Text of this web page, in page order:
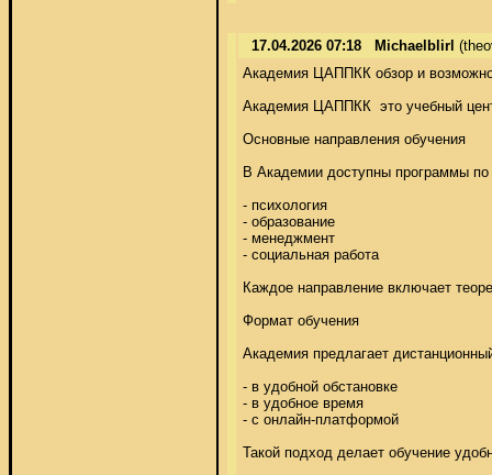
17.04.2026 07:18 Michaelblirl
Академия ЦАППКК обзор и
Академия ЦАППКК  это учебный
Основные направления обучения
В Академии доступны программы
- психология
- образование
- менеджмент
- социальная работа
Каждое направление включает
Формат обучения
Академия предлагает
- в удобной обстановке
- в удобное время
- с онлайн-платформой
Такой подход делает обучение